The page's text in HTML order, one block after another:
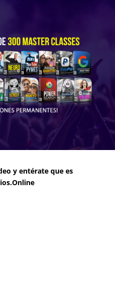
y entérate que es